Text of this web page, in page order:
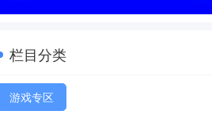
栏目分类
游戏专区